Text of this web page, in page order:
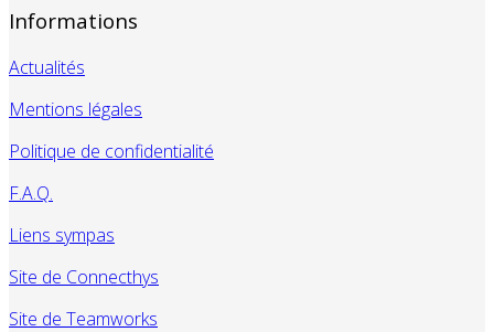
Informations
Actualités
Mentions légales
Politique de confidentialité
F.A.Q.
Liens sympas
Site de Connecthys
Site de Teamworks